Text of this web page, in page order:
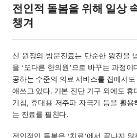
전인적 돌봄을 위해 일상
챙겨
신 원장의 방문진료는 단순한 왕진을
을 ‘또다른 한의원’으로 바꾸는 과정이
공하는 수준의 의료 서비스를 집에서
애쓰고 있다. 기본 진단 기구 외에도 휴
기침, 휴대용 저주파 자극기 등을 활
는 진료를 펼친다.
전인적인 돌봄은 ‘치료’에서 끝나지 않